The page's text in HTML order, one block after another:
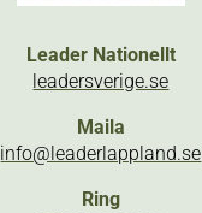
Leader Nationellt
leadersverige.se
Maila
info@leaderlappland.se
Ring